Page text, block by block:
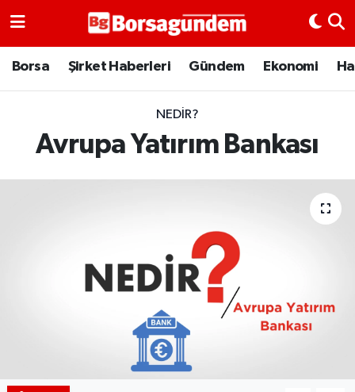
Borsa Şirket Haberleri Gündem Ekonomi
NEDIR?
Avrupa Yatırım Bankası
Borsa
Emtia
Galeri
Borsa Gundem
BIST 100 Isı Haritası